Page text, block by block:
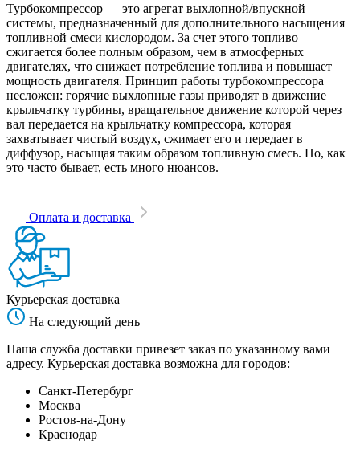
Турбокомпрессор — это агрегат выхлопной/впускной
системы, предназначенный для дополнительного насыщения
топливной смеси кислородом. За счет этого топливо
сжигается более полным образом, чем в атмосферных
двигателях, что снижает потребление топлива и повышает
мощность двигателя. Принцип работы турбокомпрессора
несложен: горячие выхлопные газы приводят в движение
крыльчатку турбины, вращательное движение которой через
вал передается на крыльчатку компрессора, которая
захватывает чистый воздух, сжимает его и передает в
диффузор, насыщая таким образом топливную смесь. Но, как
это часто бывает, есть много нюансов.
Оплата и доставка
Курьерская доставка
На следующий день
Наша служба доставки привезет заказ по указанному вами
адресу. Курьерская доставка возможна для городов:
Санкт-Петербург
Москва
Ростов-на-Дону
Краснодар